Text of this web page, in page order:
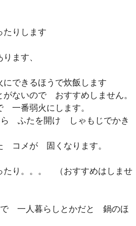
りします
ます、
できるほうで炊飯します
ないので おすすめしません。
番弱火にします。
ふたを開け しゃもじでかき
コメが 固くなります。
たり。。。 （おすすめはしませ
一人暮らしとかだと 鍋のほ